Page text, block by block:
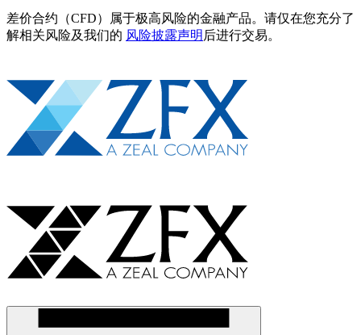
差价合约（CFD）属于极高风险的金融产品。请仅在您充分了
解相关风险及我们的 风险披露声明 后进行交易。